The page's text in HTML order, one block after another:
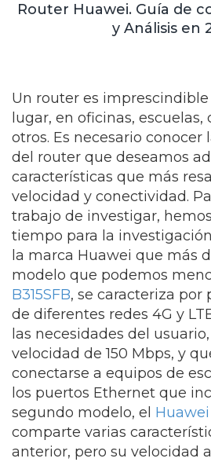
Router Huawei. Guía de
y Análisis en
Un router es
lugar, en oficinas, escuelas,
otros. Es necesario conocer
del router que deseamos
características que más
velocidad y conectividad.
trabajo de investigar,
tiempo para la
la marca Huawei que más
modelo que podemos
B315SFB, se caracteriza
de diferentes redes 4G y
las necesidades del
velocidad de 150 Mbps, y
conectarse a equipos de
los puertos Ethernet que
segundo modelo, el Huawei
comparte varias
anterior, pero su velocidad